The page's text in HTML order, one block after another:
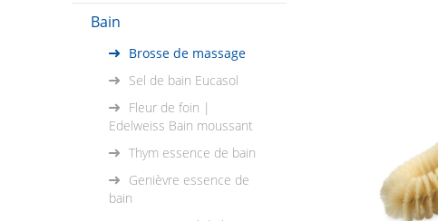
Bain
Brosse de massage
Sel de bain Eucasol
Fleur de foin |
Edelweiss Bain moussant
Thym essence de bain
Genièvre essence de
bain